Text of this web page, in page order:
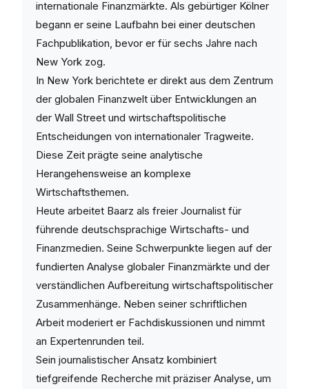
internationale Finanzmärkte. Als gebürtiger Kölner
begann er seine Laufbahn bei einer deutschen
Fachpublikation, bevor er für sechs Jahre nach
New York zog.
In New York berichtete er direkt aus dem Zentrum
der globalen Finanzwelt über Entwicklungen an
der Wall Street und wirtschaftspolitische
Entscheidungen von internationaler Tragweite.
Diese Zeit prägte seine analytische
Herangehensweise an komplexe
Wirtschaftsthemen.
Heute arbeitet Baarz als freier Journalist für
führende deutschsprachige Wirtschafts- und
Finanzmedien. Seine Schwerpunkte liegen auf der
fundierten Analyse globaler Finanzmärkte und der
verständlichen Aufbereitung wirtschaftspolitischer
Zusammenhänge. Neben seiner schriftlichen
Arbeit moderiert er Fachdiskussionen und nimmt
an Expertenrunden teil.
Sein journalistischer Ansatz kombiniert
tiefgreifende Recherche mit präziser Analyse, um